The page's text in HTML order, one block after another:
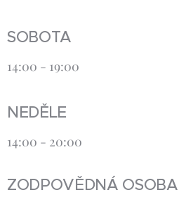
SOBOTA
14:00 - 19:00
NEDĚLE
14:00 - 20:00
ZODPOVĚDNÁ OSOBA